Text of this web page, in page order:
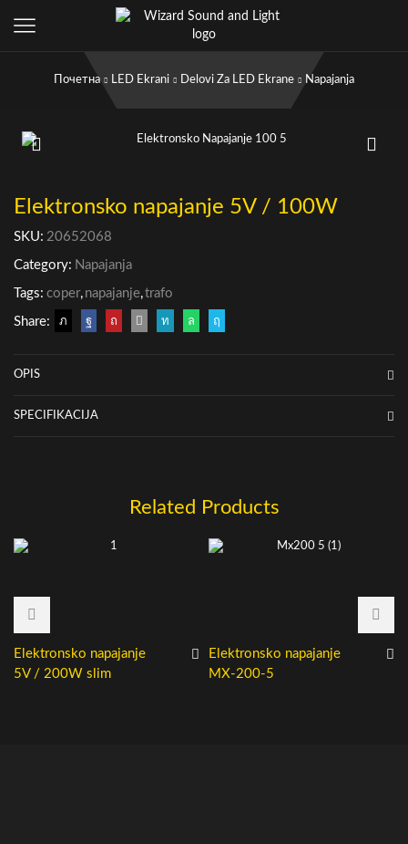
Почетна LED Ekrani Delovi Za LED Ekrane Napajanja
Elektronsko napajanje 5V / 100W
SKU: 20652068
Category: Napajanja
Tags: coper, napajanje,trafo
Share:
OPIS
SPECIFIKACIJA
Related Products
Elektronsko napajanje
5V / 200W slim
Elektronsko napajanje
MX-200-5